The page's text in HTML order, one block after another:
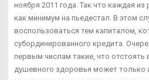
ноября 2011 года. Так что каждая
как минимум на пьедестал. В этом
воспользоваться тем капиталом,
субординированного кредита.
первым числам такие, что отстоять
душевного здоровья может